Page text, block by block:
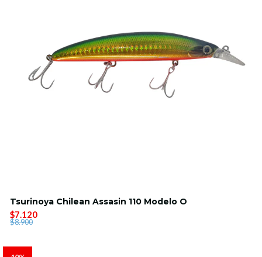
Tsurinoya Chilean Assasin 110 Modelo O
$7.120
$8.900